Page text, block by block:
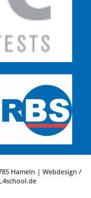
Hameln | Webdesign /